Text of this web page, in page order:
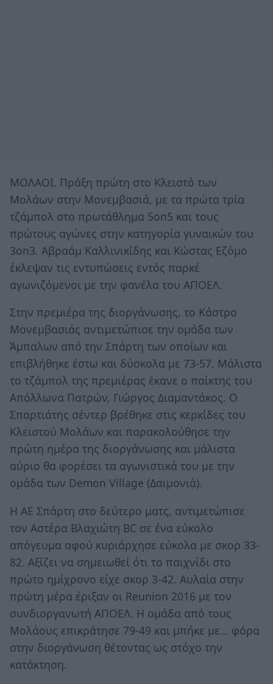
ΜΟΛΑΟΙ. Πράξη πρώτη στο Κλειστό των
Μολάων στην Μονεμβασιά, με τα πρώτα τρία
τζάμπολ στο πρωτάθλημα 5on5 και τους
πρώτους αγώνες στην κατηγορία γυναικών του
3on3. Αβραάμ Καλλινικίδης και Κώστας Εζόμο
έκλεψαν τις εντυπώσεις εντός παρκέ
αγωνιζόμενοι με την φανέλα του ΑΠΟΕΛ.
Στην πρεμιέρα της διοργάνωσης, το Κάστρο
Μονεμβασιάς αντιμετώπισε την ομάδα των
Άμπαλων από την Σπάρτη των οποίων και
επιβλήθηκε έστω και δύσκολα με 73-57. Μάλιστα
το τζάμπολ της πρεμιέρας έκανε ο παίκτης του
Απόλλωνα Πατρών, Γιώργος Διαμαντάκος. Ο
Σπαρτιάτης σέντερ βρέθηκε στις κερκίδες του
Κλειστού Μολάων και παρακολούθησε την
πρώτη ημέρα της διοργάνωσης και μάλιστα
αύριο θα φορέσει τα αγωνιστικά του με την
ομάδα των Demon Village (Δαιμονιά).
Η ΑΕ Σπάρτη στο δεύτερο ματς, αντιμετώπισε
τον Αστέρα Βλαχιώτη BC σε ένα εύκολο
απόγευμα αφού κυριάρχησε εύκολα με σκορ 33-
82. Αξίζει να σημειωθεί ότι το παιχνίδι στο
πρώτο ημίχρονο είχε σκορ 3-42. Αυλαία στην
πρώτη μέρα έριξαν οι Reunion 2016 με τον
συνδιοργανωτή ΑΠΟΕΛ. Η ομάδα από τους
Μολάους επικράτησε 79-49 και μπήκε με… φόρα
στην διοργάνωση θέτοντας ως στόχο την
κατάκτηση.